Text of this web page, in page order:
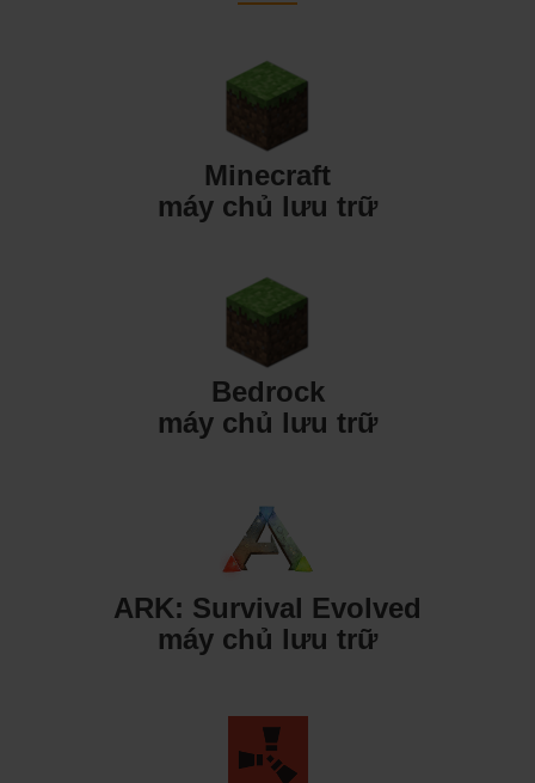
Minecraft
máy chủ lưu trữ
Bedrock
máy chủ lưu trữ
ARK: Survival Evolved
máy chủ lưu trữ